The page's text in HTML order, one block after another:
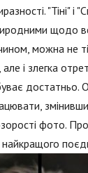
"Тіні" і
щодо
можна не
і злегка
достатньо.
фото.